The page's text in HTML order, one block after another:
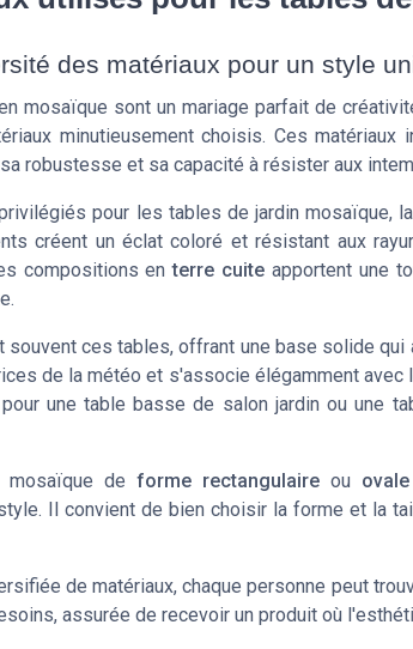
des matériaux pour un style
mosaïque sont un mariage parfait de
minutieusement choisis. Ces
robustesse et sa capacité à résister aux
pour les tables de jardin mosaïque, la
créent un éclat coloré et résistant aux
compositions enterre cuite apportent une
souvent ces tables, offrant une base solide
de la météo et s'associe élégamment
une table basse de salon jardin ou une
de forme rectangulaire ou ovale
Il convient de bien choisir la forme et la
de matériaux, chaque personne peut
assurée de recevoir un produit où